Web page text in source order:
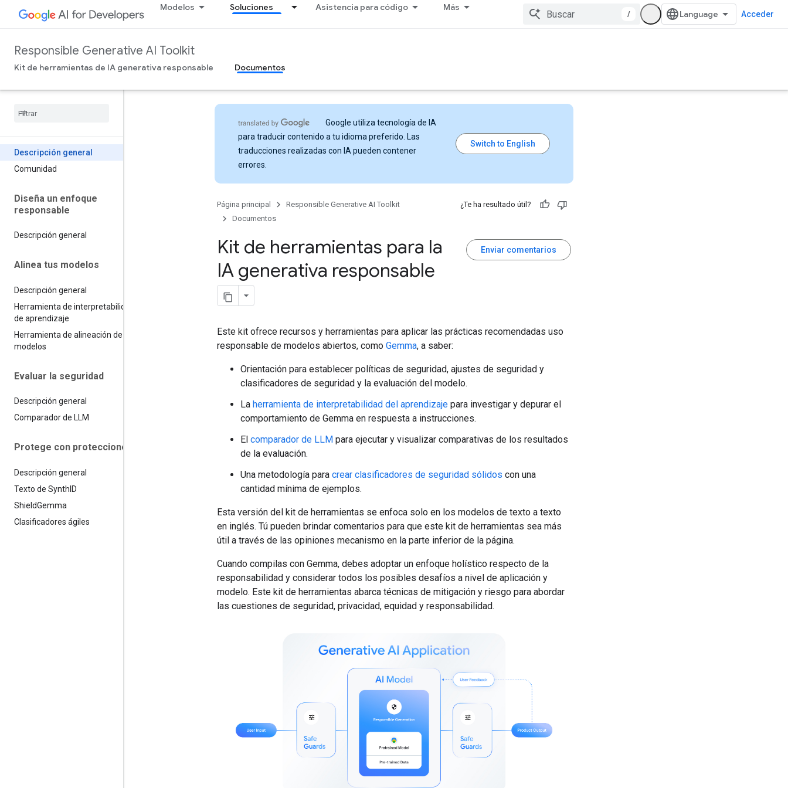
Modelos Soluciones Asistencia para código Más
/ Acceder
Responsible Generative AI Toolkit
Kit de herramientas de IA generativa responsable Documentos
Descripción general
Comunidad
Diseña un enfoque
responsable
Descripción general
Alinea tus modelos
Descripción general
Herramienta de interpretabilidad
de aprendizaje
Herramienta de alineación de
modelos
Evaluar la seguridad
Descripción general
Comparador de LLM
Protege con protecciones
Descripción general
Texto de SynthID
ShieldGemma
Clasificadores ágiles
Google utiliza tecnología de IA
para traducir contenido a tu idioma preferido. Las
traducciones realizadas con IA pueden contener
errores.
Página principal
Responsible Generative AI Toolkit
Documentos
¿Te ha resultado útil?
Enviar comentarios
Kit de herramientas para la
IA generativa responsable
Este kit ofrece recursos y herramientas para aplicar las prácticas recomendadas uso
responsable de modelos abiertos, como Gemma, a saber:
Orientación para establecer políticas de seguridad, ajustes de seguridad y
clasificadores de seguridad y la evaluación del modelo.
La herramienta de interpretabilidad del aprendizaje para investigar y depurar el
comportamiento de Gemma en respuesta a instrucciones.
El comparador de LLM para ejecutar y visualizar comparativas de los resultados
de la evaluación.
Una metodología para crear clasificadores de seguridad sólidos con una
cantidad mínima de ejemplos.
Esta versión del kit de herramientas se enfoca solo en los modelos de texto a texto
en inglés. Tú pueden brindar comentarios para que este kit de herramientas sea más
útil a través de las opiniones mecanismo en la parte inferior de la página.
Cuando compilas con Gemma, debes adoptar un enfoque holístico respecto de la
responsabilidad y considerar todos los posibles desafíos a nivel de aplicación y
modelo. Este kit de herramientas abarca técnicas de mitigación y riesgo para abordar
las cuestiones de seguridad, privacidad, equidad y responsabilidad.